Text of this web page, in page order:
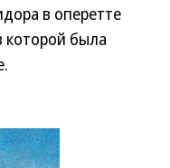
в оперетте
была